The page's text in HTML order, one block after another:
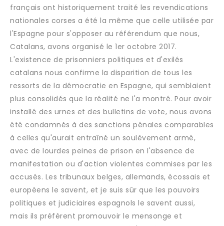
français ont historiquement traité les revendications
nationales corses a été la même que celle utilisée par
l'Espagne pour s'opposer au référendum que nous,
Catalans, avons organisé le 1er octobre 2017.
L'existence de prisonniers politiques et d'exilés
catalans nous confirme la disparition de tous les
ressorts de la démocratie en Espagne, qui semblaient
plus consolidés que la réalité ne l'a montré. Pour avoir
installé des urnes et des bulletins de vote, nous avons
été condamnés à des sanctions pénales comparables
à celles qu'aurait entraîné un soulèvement armé,
avec de lourdes peines de prison en l'absence de
manifestation ou d'action violentes commises par les
accusés. Les tribunaux belges, allemands, écossais et
européens le savent, et je suis sûr que les pouvoirs
politiques et judiciaires espagnols le savent aussi,
mais ils préfèrent promouvoir le mensonge et